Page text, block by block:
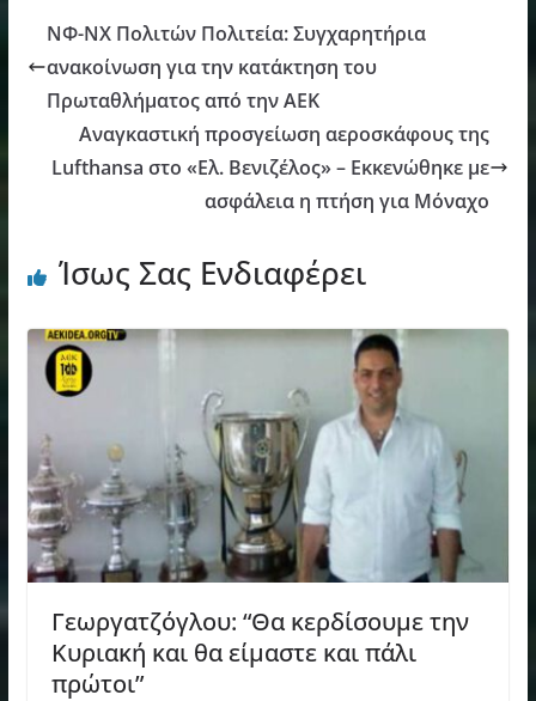
ΝΦ-ΝΧ Πολιτών Πολιτεία: Συγχαρητήρια
ανακοίνωση για την κατάκτηση του
Πρωταθλήματος από την ΑΕΚ
Αναγκαστική προσγείωση αεροσκάφους της
Lufthansa στο «Ελ. Βενιζέλος» – Εκκενώθηκε με
ασφάλεια η πτήση για Μόναχο
Ίσως Σας Ενδιαφέρει
Γεωργατζόγλου: “Θα κερδίσουμε την
Κυριακή και θα είμαστε και πάλι
πρώτοι”